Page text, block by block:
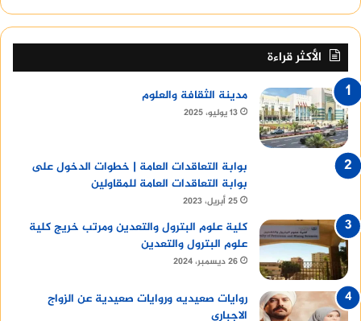
الأكثر قراءة
مدينة الثقافة والعلوم
13 يوليو، 2025
بوابة التعاقدات العامة | خطوات الدخول على
بوابة التعاقدات العامة للمقاولين
25 أبريل، 2023
كلية علوم البترول والتعدين ومرتب خريج كلية
علوم البترول والتعدين
26 ديسمبر، 2024
روايات صعيديه وروايات صعيدية عن الزواج
الاجباري